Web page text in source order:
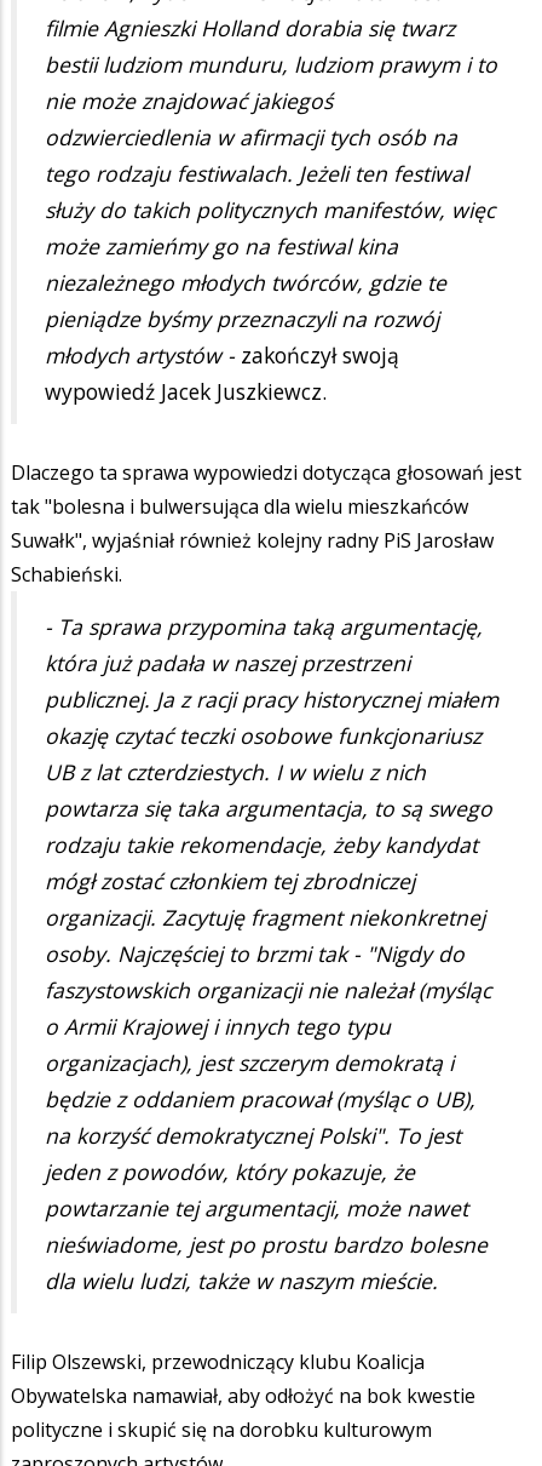
filmie Agnieszki Holland dorabia się twarz
bestii ludziom munduru, ludziom prawym i to
nie może znajdować jakiegoś
odzwierciedlenia w afirmacji tych osób na
tego rodzaju festiwalach. Jeżeli ten festiwal
służy do takich politycznych manifestów, więc
może zamieńmy go na festiwal kina
niezależnego młodych twórców, gdzie te
pieniądze byśmy przeznaczyli na rozwój
młodych artystów - zakończył swoją
wypowiedź Jacek Juszkiewcz.
Dlaczego ta sprawa wypowiedzi dotycząca głosowań jest
tak "bolesna i bulwersująca dla wielu mieszkańców
Suwałk", wyjaśniał również kolejny radny PiS Jarosław
Schabieński.
- Ta sprawa przypomina taką argumentację,
która już padała w naszej przestrzeni
publicznej. Ja z racji pracy historycznej miałem
okazję czytać teczki osobowe funkcjonariusz
UB z lat czterdziestych. I w wielu z nich
powtarza się taka argumentacja, to są swego
rodzaju takie rekomendacje, żeby kandydat
mógł zostać członkiem tej zbrodniczej
organizacji. Zacytuję fragment niekonkretnej
osoby. Najczęściej to brzmi tak - "Nigdy do
faszystowskich organizacji nie należał (myśląc
o Armii Krajowej i innych tego typu
organizacjach), jest szczerym demokratą i
będzie z oddaniem pracował (myśląc o UB),
na korzyść demokratycznej Polski". To jest
jeden z powodów, który pokazuje, że
powtarzanie tej argumentacji, może nawet
nieświadome, jest po prostu bardzo bolesne
dla wielu ludzi, także w naszym mieście.
Filip Olszewski, przewodniczący klubu Koalicja
Obywatelska namawiał, aby odłożyć na bok kwestie
polityczne i skupić się na dorobku kulturowym